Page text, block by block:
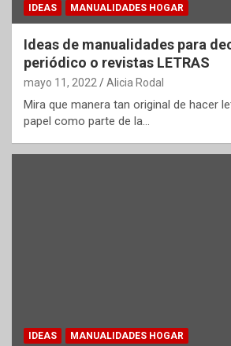
IDEAS MANUALIDADES HOGAR
Ideas de manualidades para
periódico o revistas LETRAS
mayo 11, 2022 Alicia Rodal
Mira que manera tan original de hacer
papel como parte de la…
IDEAS MANUALIDADES HOGAR